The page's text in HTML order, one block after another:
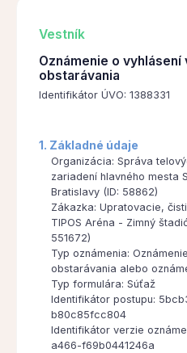
Vestník
Oznámenie o vyhlásení
obstarávania
Identifikátor ÚVO: 1388331
1. Základné údaje
Organizácia: Správa
zariadení hlavného mesta
Bratislavy (ID: 58862)
Zákazka: Upratovacie,
TIPOS Aréna - Zimný
551672)
Typ oznámenia:
obstarávania alebo
Typ formulára: Súťaž
Identifikátor postupu:
b80c85fcc804
Identifikátor verzie
a466-f69b0441246a